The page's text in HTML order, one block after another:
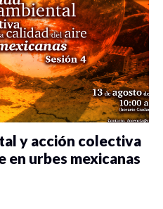
y acción colectiva
en urbes mexicanas